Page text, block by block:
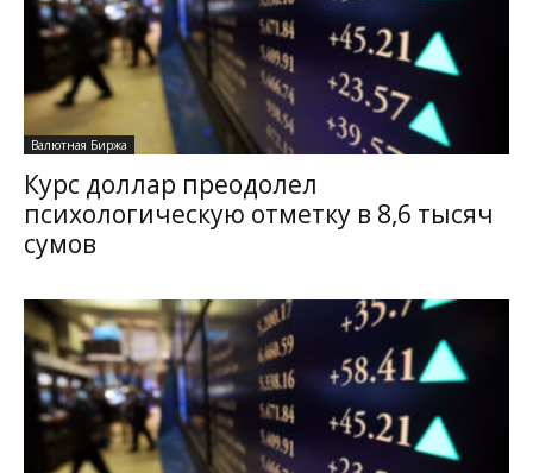
Валютная Биржа
Курс доллар преодолел
психологическую отметку в 8,6 тысяч
сумов